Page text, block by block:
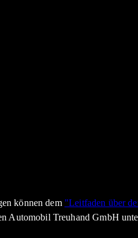
können dem "Leitfaden über
Automobil Treuhand GmbH